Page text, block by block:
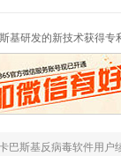
基研发的新技术获得专
巴斯基反病毒软件用